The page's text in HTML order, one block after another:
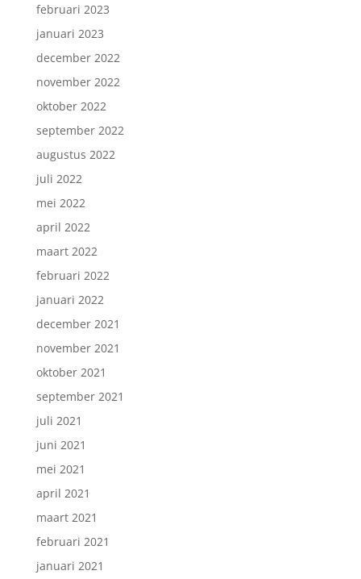
februari 2023
januari 2023
december 2022
november 2022
oktober 2022
september 2022
augustus 2022
juli 2022
mei 2022
april 2022
maart 2022
februari 2022
januari 2022
december 2021
november 2021
oktober 2021
september 2021
juli 2021
juni 2021
mei 2021
april 2021
maart 2021
februari 2021
januari 2021